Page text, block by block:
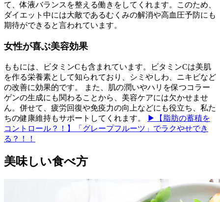
て、体液バランスを整える働きをしてくれます。このため、
ダイエット中には大敵であるむくみの解消や高血圧予防にも
期待ができると言われています。
女性が喜ぶ美容効果
ももには、ビタミンCも含まれています。ビタミンCは美肌
を作る栄養素として知られており、シミやしわ、ニキビなど
の改善に効果的です。 また、肌の潤いやハリを保つコラー
ゲンの生成にも関わることから、美容ケアには欠かせませ
ん。併せて、疲労回復や免疫力の向上などにも役立ち、私た
ちの健康維持もサポートしてくれます。
▶【脂肪の蓄積を
コントロール？！】「グレープフルーツ」でラクやせでき
る？！！
美味しい食べ方